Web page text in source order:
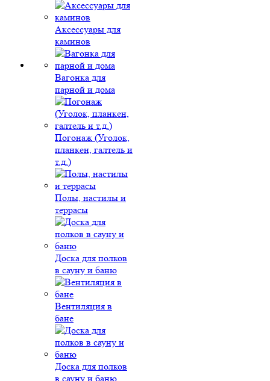
Аксессуары для
каминов
Вагонка для
парной и дома
Погонаж (Уголок,
планкен, галтель и
т.д.)
Полы, настилы и
террасы
Доска для полков
в сауну и баню
Вентиляция в
бане
Доска для полков
в сауну и баню